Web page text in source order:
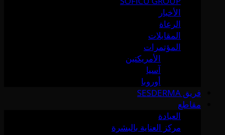
الأخبار
الرعاة
المقابلات
المؤتمرات
الأمريكتين
آسيا
أوروبا
فريق SESDERMA
مقاطع
العيادة
مركز العناية بالبشرة